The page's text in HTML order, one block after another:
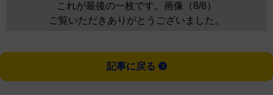
これが最後の一枚です。画像（8/8）
ご覧いただきありがとうございました。
記事に戻る